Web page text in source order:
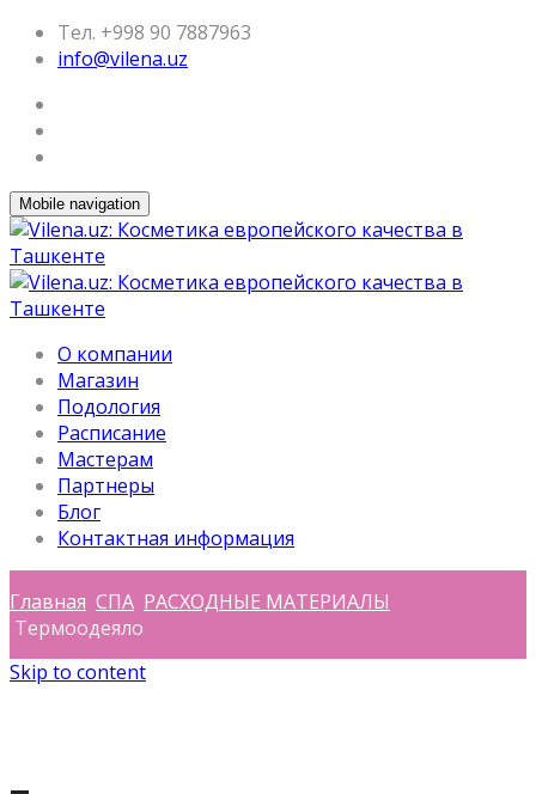
Тел. +998 90 7887963
info@vilena.uz
Mobile navigation
О компании
Магазин
Подология
Расписание
Мастерам
Партнеры
Блог
Контактная информация
Главная СПА РАСХОДНЫЕ МАТЕРИАЛЫ
Термоодеяло
Skip to content